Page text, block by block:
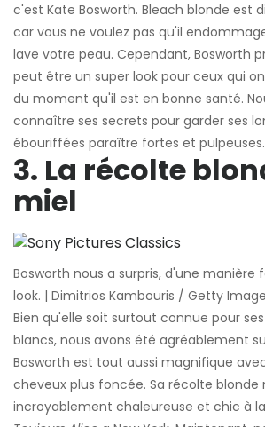
c'est Kate Bosworth. Bleach blonde est
car vous ne voulez pas qu'il
lave votre peau. Cependant, Bosworth
peut être un super look pour ceux qui
du moment qu'il est en bonne santé.
connaître ses secrets pour garder ses
ébouriffées paraître fortes et pulpeuses.
3. La récolte
miel
Bosworth nous a surpris, d'une manière
look. | Dimitrios Kambouris / Getty
Bien qu'elle soit surtout connue pour
blancs, nous avons été agréablement
Bosworth est tout aussi magnifique
cheveux plus foncée. Sa récolte blonde
incroyablement chaleureuse et chic à